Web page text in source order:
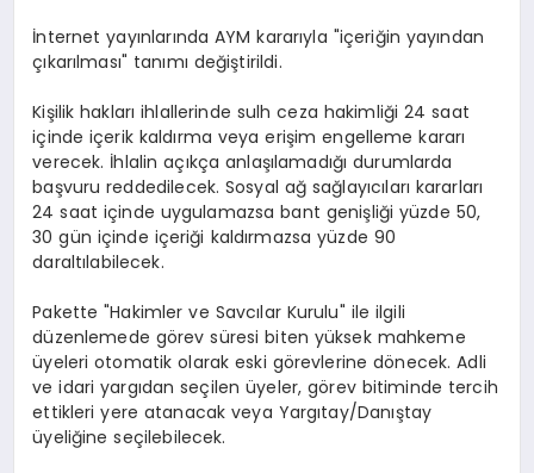
İnternet yayınlarında AYM kararıyla "içeriğin yayından
çıkarılması" tanımı değiştirildi.
Kişilik hakları ihlallerinde sulh ceza hakimliği 24 saat
içinde içerik kaldırma veya erişim engelleme kararı
verecek. İhlalin açıkça anlaşılamadığı durumlarda
başvuru reddedilecek. Sosyal ağ sağlayıcıları kararları
24 saat içinde uygulamazsa bant genişliği yüzde 50,
30 gün içinde içeriği kaldırmazsa yüzde 90
daraltılabilecek.
Pakette "Hakimler ve Savcılar Kurulu" ile ilgili
düzenlemede görev süresi biten yüksek mahkeme
üyeleri otomatik olarak eski görevlerine dönecek. Adli
ve idari yargıdan seçilen üyeler, görev bitiminde tercih
ettikleri yere atanacak veya Yargıtay/Danıştay
üyeliğine seçilebilecek.